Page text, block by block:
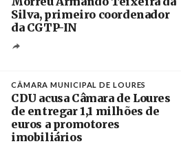
Silva, primeiro coordenador
da CGTP-IN
CÂMARA MUNICIPAL DE LOURES
CDU acusa Câmara de Loures
de entregar 1,1 milhões de
euros a promotores
imobiliários